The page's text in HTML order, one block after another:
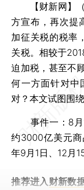
【财新网】
方宣布，再次提
加征关税的税率
关税。相较于
迫加税，甚至不
何一方面针对中
对？本文试图围
事件一 ：8
约3000亿美元商
年9月1日、12月
推荐进入 财新数